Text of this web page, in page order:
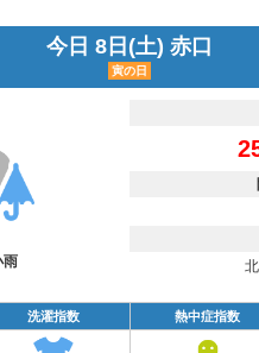
今日 8日(土) 赤口
寅の日
雨
洗濯指数 熱中症指数